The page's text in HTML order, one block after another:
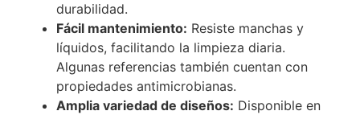
durabilidad.
Fácil mantenimiento: Resiste manchas y
líquidos, facilitando la limpieza diaria.
Algunas referencias también cuentan con
propiedades antimicrobianas.
Amplia variedad de diseños: Disponible en